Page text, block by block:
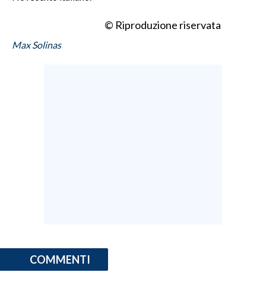
© Riproduzione riservata
Max Solinas
COMMENTI